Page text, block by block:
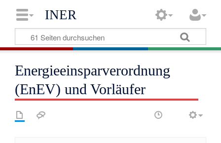
INER
Energieeinsparverordnung
(EnEV) und Vorläufer